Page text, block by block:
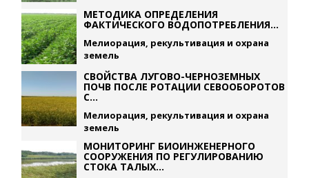
МЕТОДИКА ОПРЕДЕЛЕНИЯ
ФАКТИЧЕСКОГО ВОДОПОТРЕБЛЕНИЯ...
Мелиорация, рекультивация и охрана
земель
СВОЙСТВА ЛУГОВО-ЧЕРНОЗЕМНЫХ
ПОЧВ ПОСЛЕ РОТАЦИИ СЕВООБОРОТОВ
С...
Мелиорация, рекультивация и охрана
земель
МОНИТОРИНГ БИОИНЖЕНЕРНОГО
СООРУЖЕНИЯ ПО РЕГУЛИРОВАНИЮ
СТОКА ТАЛЫХ...